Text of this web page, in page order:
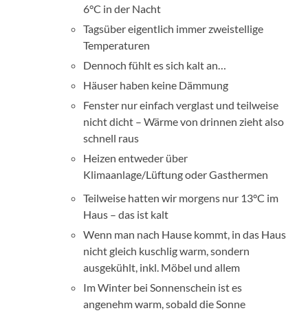
6°C in der Nacht
Tagsüber eigentlich immer zweistellige
Temperaturen
Dennoch fühlt es sich kalt an…
Häuser haben keine Dämmung
Fenster nur einfach verglast und teilweise
nicht dicht – Wärme von drinnen zieht also
schnell raus
Heizen entweder über
Klimaanlage/Lüftung oder Gasthermen
Teilweise hatten wir morgens nur 13°C im
Haus – das ist kalt
Wenn man nach Hause kommt, in das Haus
nicht gleich kuschlig warm, sondern
ausgekühlt, inkl. Möbel und allem
Im Winter bei Sonnenschein ist es
angenehm warm, sobald die Sonne